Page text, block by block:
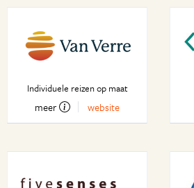
Individuele reizen op maat
meer website